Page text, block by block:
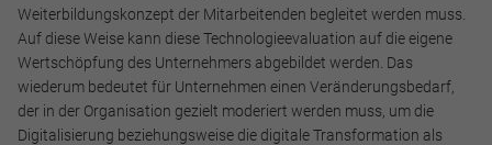
Weiterbildungskonzept der Mitarbeitenden begleitet werden muss.
Auf diese Weise kann diese Technologieevaluation auf die eigene
Wertschöpfung des Unternehmers abgebildet werden. Das
wiederum bedeutet für Unternehmen einen Veränderungsbedarf,
der in der Organisation gezielt moderiert werden muss, um die
Digitalisierung beziehungsweise die digitale Transformation als
Cookie Informationen anzeigen
Alle akzeptieren